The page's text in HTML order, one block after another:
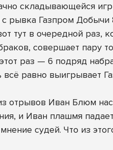
складывающейся
рывка Газпром
тут в очередной раз,
совершает пару
раз — 6 подряд
равно выигрывает
отрывов Иван Блюм
и Иван плашмя
судей. Что из